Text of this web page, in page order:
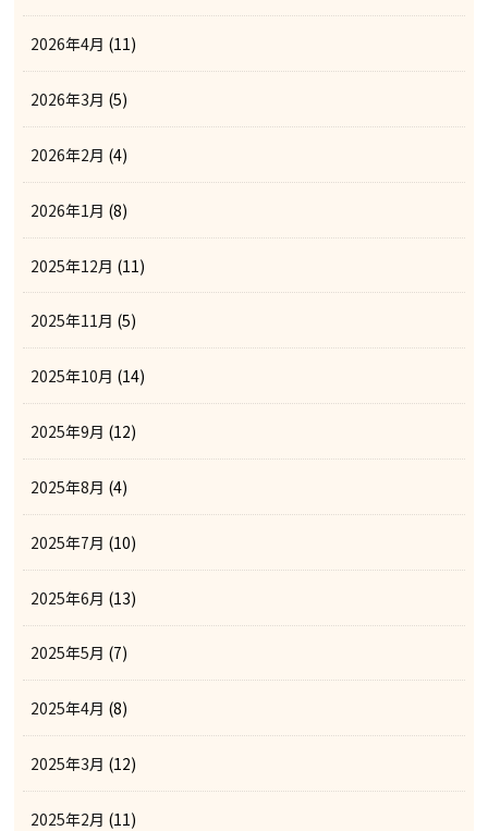
2026年4月 (11)
2026年3月 (5)
2026年2月 (4)
2026年1月 (8)
2025年12月 (11)
2025年11月 (5)
2025年10月 (14)
2025年9月 (12)
2025年8月 (4)
2025年7月 (10)
2025年6月 (13)
2025年5月 (7)
2025年4月 (8)
2025年3月 (12)
2025年2月 (11)